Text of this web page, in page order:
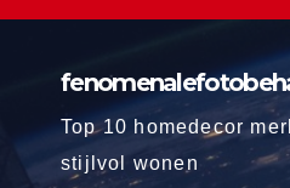
Ga
Top 10 homedecor
stijlvol wonen